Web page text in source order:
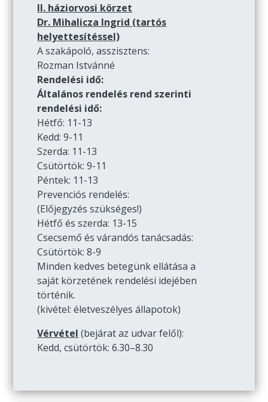
II. háziorvosi körzet
Dr. Mihalicza Ingrid (tartós
helyettesítéssel)
A szakápoló, asszisztens:
Rozman Istvánné
Rendelési idő:
Általános rendelés rend szerinti
rendelési idő:
Hétfő: 11-13
Kedd: 9-11
Szerda: 11-13
Csütörtök: 9-11
Péntek: 11-13
Prevenciós rendelés:
(Előjegyzés szükséges!)
Hétfő és szerda: 13-15
Csecsemő és várandós tanácsadás:
Csütörtök: 8-9
Minden kedves betegünk ellátása a
saját körzetének rendelési idejében
történik.
(kivétel: életveszélyes állapotok)
Vérvétel (bejárat az udvar felől):
Kedd, csütörtök: 6.30–8.30